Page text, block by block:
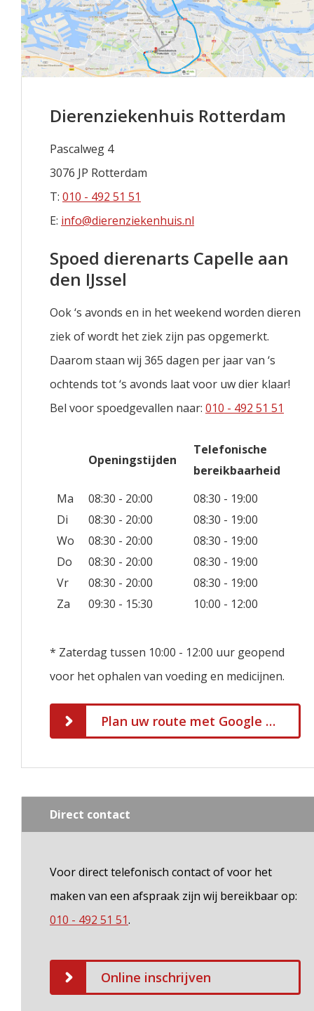
Dierenziekenhuis Rotterdam
Pascalweg 4
3076 JP Rotterdam
T: 010 - 492 51 51
E: info@dierenziekenhuis.nl
Spoed dierenarts Capelle aan
den IJssel
Ook ‘s avonds en in het weekend worden dieren
ziek of wordt het ziek zijn pas opgemerkt.
Daarom staan wij 365 dagen per jaar van ‘s
ochtends tot ‘s avonds laat voor uw dier klaar!
Bel voor spoedgevallen naar: 010 - 492 51 51
Openingstijden
Telefonische
bereikbaarheid
Ma
Di
Wo
Do
Vr
Za
08:30 - 20:00
08:30 - 20:00
08:30 - 20:00
08:30 - 20:00
08:30 - 20:00
09:30 - 15:30
08:30 - 19:00
08:30 - 19:00
08:30 - 19:00
08:30 - 19:00
08:30 - 19:00
10:00 - 12:00
* Zaterdag tussen 10:00 - 12:00 uur geopend
voor het ophalen van voeding en medicijnen.
Plan uw route met Google Maps
Direct contact
Voor direct telefonisch contact of voor het
maken van een afspraak zijn wij bereikbaar op:
010 - 492 51 51.
Online inschrijven